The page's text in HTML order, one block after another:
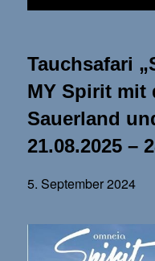
Tauchsafari
MY Spirit mit
Sauerland
21.08.2025 –
5. September 2024